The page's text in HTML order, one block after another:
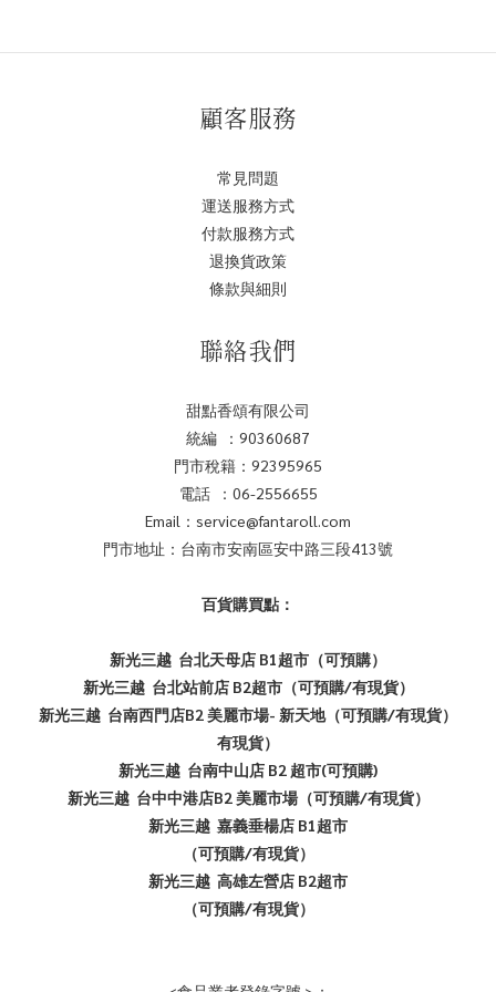
顧客服務
常見問題
運送服務方式
付款服務方式
退換貨政策
條款與細則
聯絡我們
甜點香頌有限公司
統編 ：90360687
門市稅籍：92395965
電話 ：06-2556655
Email：service@fantaroll.com
門市地址：台南市安南區安中路三段413號
百貨購買點：
新光三越 台北天母店 B1超市（可預購）
新光三越 台北站前店 B2超市（可預購/有現貨）
新光三越 台南西門店B2 美麗市場- 新天地（可預購/有現貨）
有現貨）
新光三越 台南中山店 B2 超市(可預購)
新光三越 台中中港店B2 美麗市場（可預購/有現貨）
新光三越 嘉義垂楊店 B1超市
（可預購/有現貨）
新光三越 高雄左營店 B2超市
（可預購/有現貨）